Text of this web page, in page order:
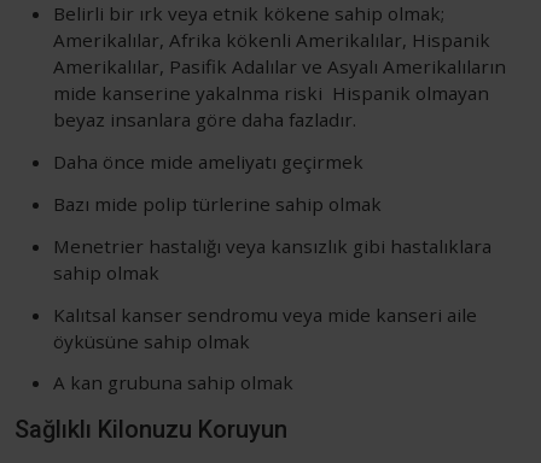
Belirli bir ırk veya etnik kökene sahip olmak;
Amerikalılar, Afrika kökenli Amerikalılar, Hispanik
Amerikalılar, Pasifik Adalılar ve Asyalı Amerikalıların
mide kanserine yakalnma riski Hispanik olmayan
beyaz insanlara göre daha fazladır.
Daha önce mide ameliyatı geçirmek
Bazı mide polip türlerine sahip olmak
Menetrier hastalığı veya kansızlık gibi hastalıklara
sahip olmak
Kalıtsal kanser sendromu veya mide kanseri aile
öyküsüne sahip olmak
A kan grubuna sahip olmak
Sağlıklı Kilonuzu Koruyun